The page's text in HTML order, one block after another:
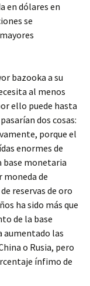
en dólares en
se
bazooka a su
al menos
ello puede hasta
dos cosas:
porque el
enormes de
base monetaria
moneda de
reservas de oro
ha sido más que
de la base
aumentado las
o Rusia, pero
ínfimo de